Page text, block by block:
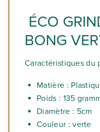
ÉCO
BONG
Caractéristiques du
Matière :
Poids : 135
Diamètre : 5cm
Couleur : verte